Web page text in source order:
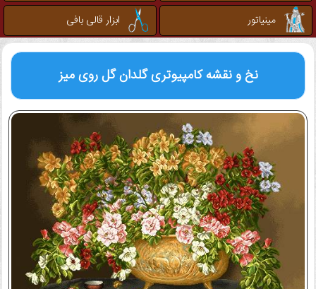
مینیاتور
ابزار قالی بافی
نخ و نقشه کامپیوتریگلدان گل روی میز